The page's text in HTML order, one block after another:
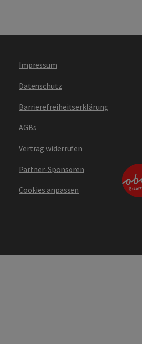
Impressum
Datenschutz
Barrierefreiheitserklärung
AGBs
Vertrag widerrufen
Partner-Sponsoren
Cookies anpassen